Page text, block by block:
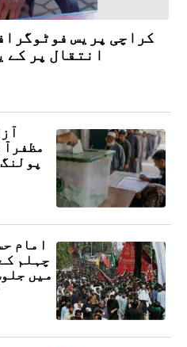
کراچی پریس
انتقال پر کے
امام
چہلم
میں